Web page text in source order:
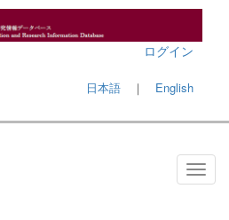
ログイン
日本語 ｜ English